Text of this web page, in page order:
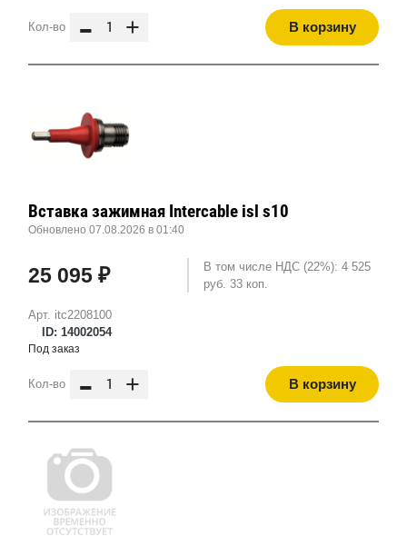
Кол-во - + В корзину
Арт. itc2208100
ID: 14002054
Вставка зажимная Intercable isl s10
Обновлено 07.08.2026 в 01:40
25 095 ₽
В том числе НДС (22%): 4 525
руб. 33 коп.
Под заказ
Кол-во - + В корзину